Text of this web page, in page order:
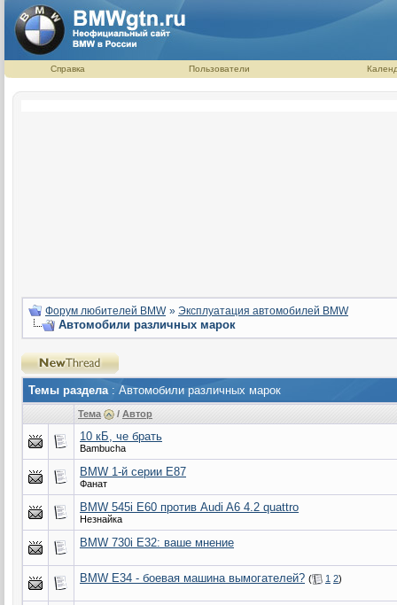
Справка Пользователи
Форум любителей BMW » Эксплуатация автомобилей BMW
Автомобили различных марок
Темы раздела : Автомобили различных марок
Тема / Автор
10 кБ, че брать
Bambucha
BMW 1-й серии Е87
Фанат
BMW 545i E60 против Audi A6 4.2 quattro
Незнайка
BMW 730i E32: ваше мнение
BMW E34 - боевая машина вымогателей? ( 1 2)